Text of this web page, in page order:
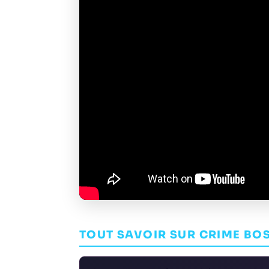
TOUT SAVOIR SUR CRIME